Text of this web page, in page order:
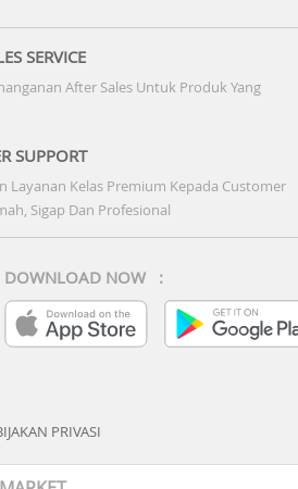
SERVICE
After Sales Untuk Produk Yang
SUPPORT
Layanan Kelas Premium Kepada Customer
Sigap Dan Profesional
DOWNLOAD NOW :
PRIVASI